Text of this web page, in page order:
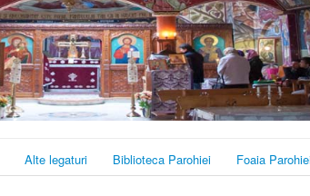
Alte legaturi Biblioteca Parohiei Foaia